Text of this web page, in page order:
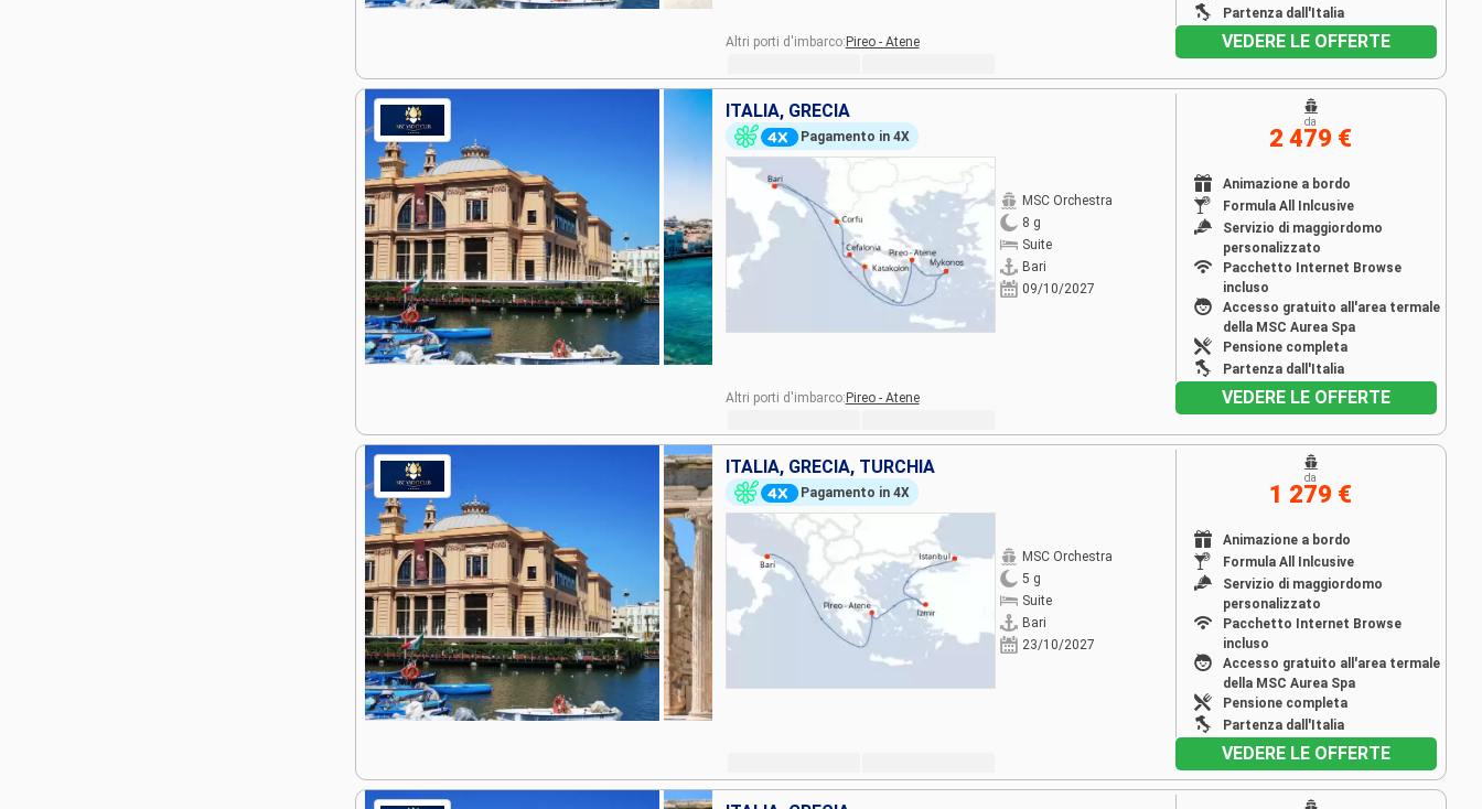
Partenza dall'Italia
Altri porti d'imbarco: Pireo - Atene VEDERE LE OFFERTE
ITALIA, GRECIA
Pagamento in 4X
MSC Orchestra
8 g
Suite
Bari
09/10/2027
Animazione a bordo
Formula All Inlcusive
Servizio di maggiordomo
personalizzato
Pacchetto Internet Browse
incluso
Accesso gratuito all'area termale
della MSC Aurea Spa
Pensione completa
Partenza dall'Italia
da
2 479 €
Altri porti d'imbarco: Pireo - Atene VEDERE LE OFFERTE
ITALIA, GRECIA, TURCHIA
Pagamento in 4X
MSC Orchestra
5 g
Suite
Bari
23/10/2027
Animazione a bordo
Formula All Inlcusive
Servizio di maggiordomo
personalizzato
Pacchetto Internet Browse
incluso
Accesso gratuito all'area termale
della MSC Aurea Spa
Pensione completa
Partenza dall'Italia
da
1 279 €
VEDERE LE OFFERTE